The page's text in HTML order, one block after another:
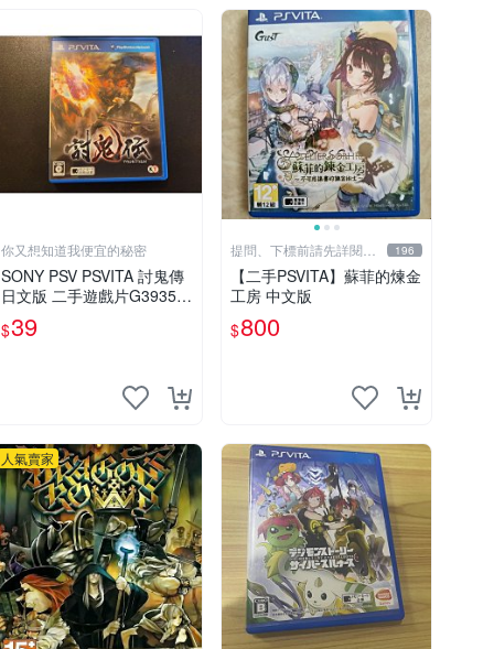
你又想知道我便宜的秘密
SONY PSV PSVITA 討鬼傳
日文版 二手遊戲片G39359
(下標前請先詢問)
$39
提問、下標前請先詳閱關
於我
196
【二手PSVITA】蘇菲的煉金
工房 中文版
$800
人氣賣家